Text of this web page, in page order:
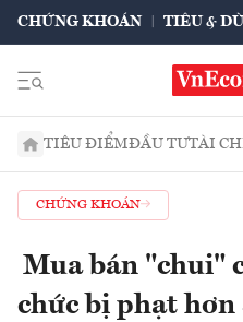
CHỨNG KHOÁN TIÊU &
TIÊU ĐIỂMĐẦU TƯTÀI
CHỨNG KHOÁN
Mua bán "chui"
chức bị phạt